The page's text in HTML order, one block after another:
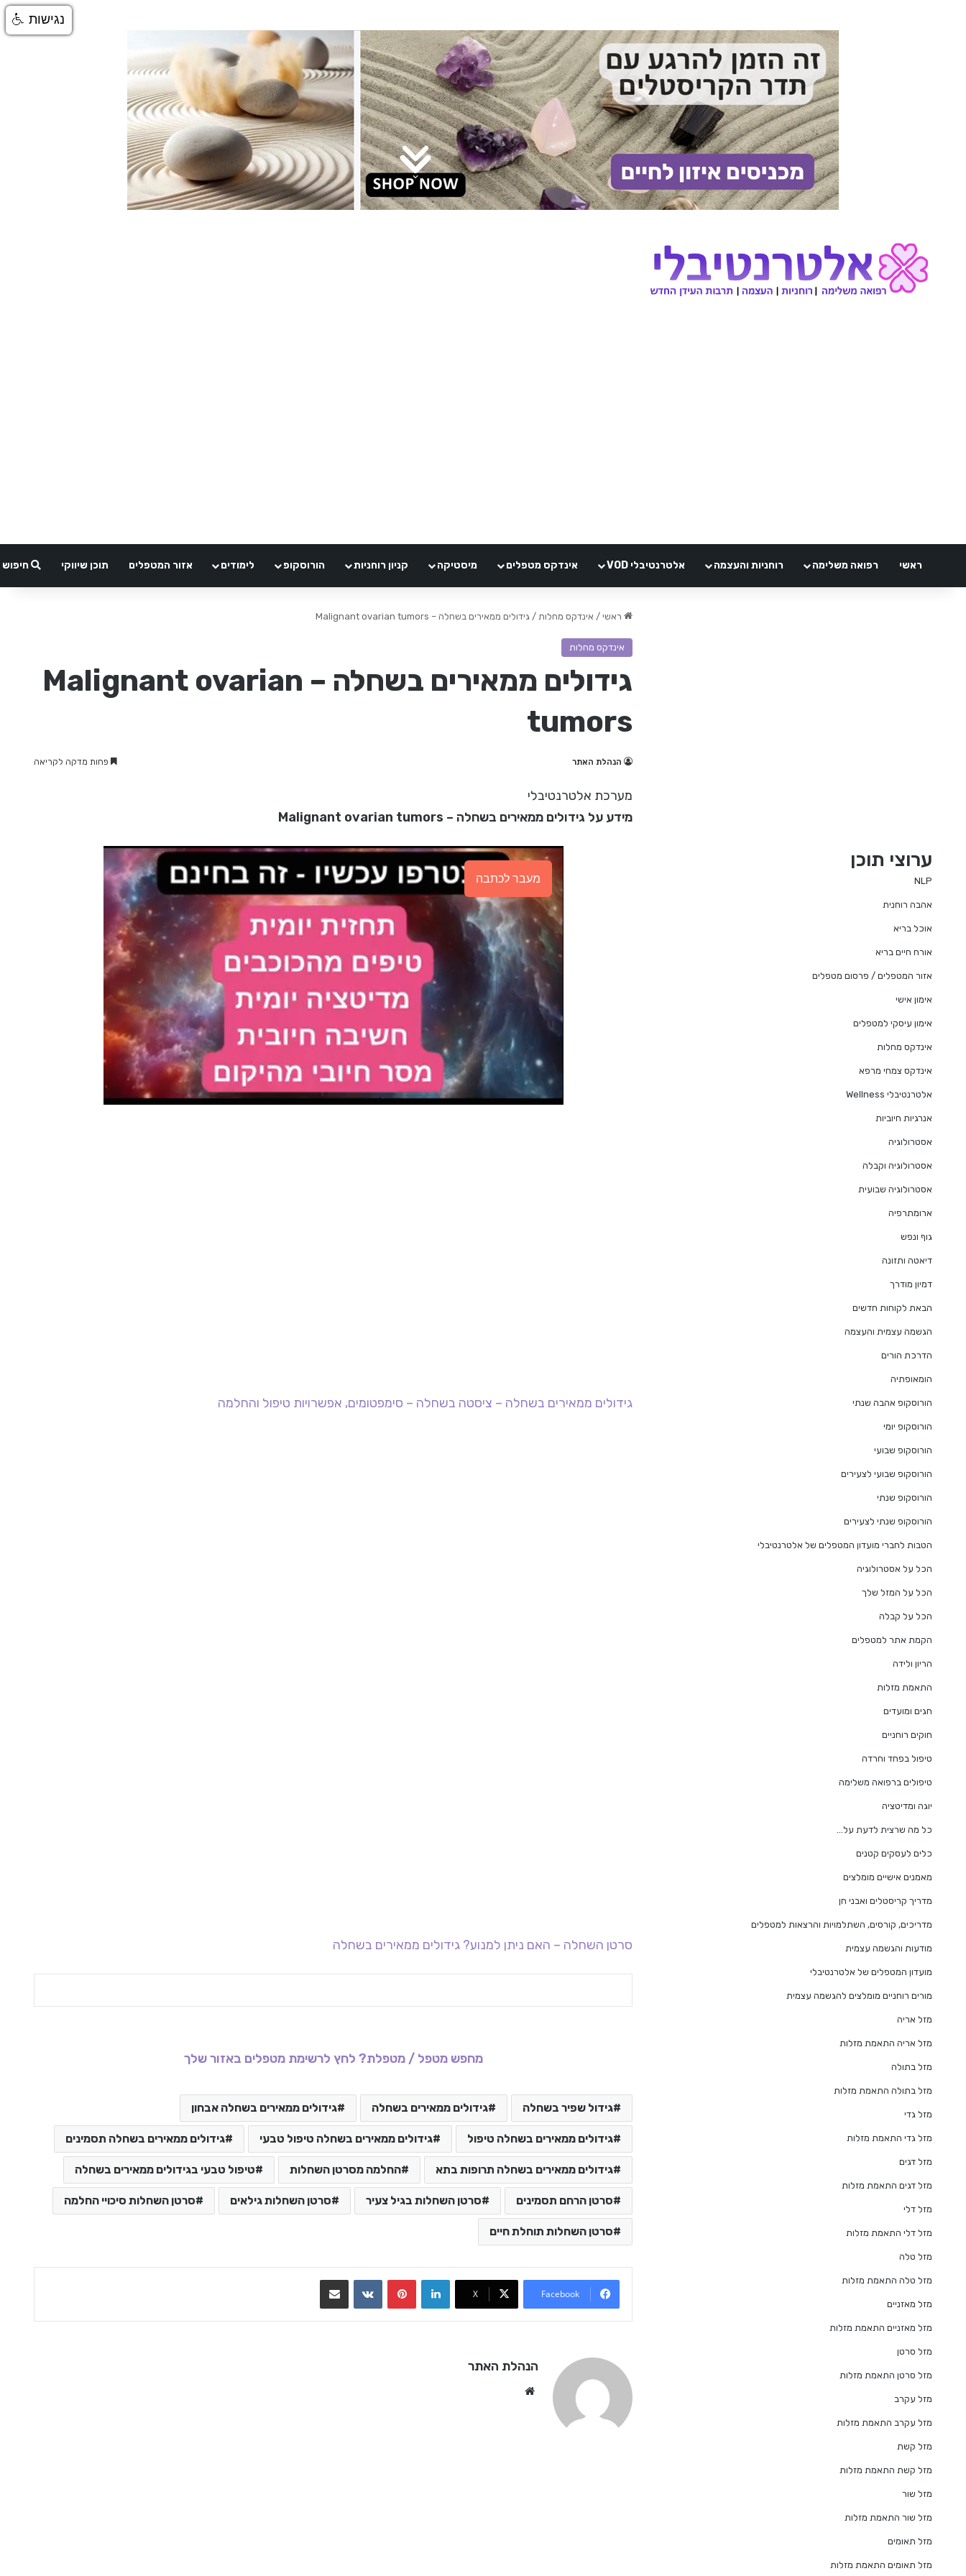
ראשי רפואה משלימה רוחניות והעצמה אלטרנטיבלי VOD אינדקס מטפלים מיסטיקה קניון רוחניות הורוסקופ לימודים אזור המטפלים תוכן שיווקי חיפוש
ראשי / אינדקס מחלות / גידולים ממאירים בשחלה – Malignant ovarian tumors
אינדקס מחלות
גידולים ממאירים בשחלה – Malignant ovarian
tumors
הנהלת האתר פחות מדקה לקריאה
מערכת אלטרנטיבלי
מידע על גידולים ממאירים בשחלה – Malignant ovarian tumors
מעבר לכתבה
גידולים ממאירים בשחלה – ציסטה בשחלה – סימפטומים, אפשרויות טיפול והחלמה
סרטן השחלה – האם ניתן למנוע? גידולים ממאירים בשחלה
מחפש מטפל / מטפלת? לחץ לרשימת מטפלים באזור שלך
גידול שפיר בשחלה גידולים ממאירים בשחלה גידולים ממאירים בשחלה אבחון
גידולים ממאירים בשחלה טיפול גידולים ממאירים בשחלה טיפול טבעי גידולים ממאירים בשחלה תסמינים
גידולים ממאירים בשחלה תרופות בתא החלמה מסרטן השחלות טיפול טבעי בגידולים ממאירים בשחלה
סרטן הרחם תסמינים סרטן השחלות בגיל צעיר סרטן השחלות גילאים סרטן השחלות סיכויי החלמה
סרטן השחלות תוחלת חיים
Facebook
X
LinkedIn
Pinterest
VKontakte שתף בדואר אלקטרוני
הנהלת האתר
ערוצי תוכן
NLP
אהבה רוחנית
אוכל בריא
אורח חיים בריא
אזור המטפלים / פרסום מטפלים
אימון אישי
אימון עיסקי למטפלים
אינדקס מחלות
אינדקס צמחי מרפא
אלטרנטיבלי Wellness
אנרגיות חיוביות
אסטרולוגיה
אסטרולוגיה וקבלה
אסטרולוגיה שבועית
ארומתרפיה
גוף ונפש
דיאטה ותזונה
דמיון מודרך
הבאת לקוחות חדשים
הגשמה עצמית והעצמה
הדרכת הורים
הומאופתיה
הורוסקופ אהבה שנתי
הורוסקופ יומי
הורוסקופ שבועי
הורוסקופ שבועי לצעירים
הורוסקופ שנתי
הורוסקופ שנתי לצעירים
הטבות לחברי מועדון המטפלים של אלטרנטיבלי
הכל על אסטרולוגיה
הכל על המזל שלך
הכל על קבלה
הקמת אתר למטפלים
הריון ולידה
התאמת מזלות
חגים ומועדים
חוקים רוחניים
טיפול בפחד וחרדה
טיפולים ברפואה משלימה
יוגה ומדיטציה
כל מה שרצית לדעת על…
כלים לעסקים קטנים
מאמנים אישיים מומלצים
מדריך קריסטלים ואבני חן
מדריכים, קורסים, השתלמויות והרצאות למטפלים
מודעות והגשמה עצמית
מועדון המטפלים של אלטרנטיבלי
מורים רוחניים מומלצים להגשמה עצמית
מזל אריה
מזל אריה התאמת מזלות
מזל בתולה
מזל בתולה התאמת מזלות
מזל גדי
מזל גדי התאמת מזלות
מזל דגים
מזל דגים התאמת מזלות
מזל דלי
מזל דלי התאמת מזלות
מזל טלה
מזל טלה התאמת מזלות
מזל מאזניים
מזל מאזניים התאמת מזלות
מזל סרטן
מזל סרטן התאמת מזלות
מזל עקרב
מזל עקרב התאמת מזלות
מזל קשת
מזל קשת התאמת מזלות
מזל שור
מזל שור התאמת מזלות
מזל תאומים
מזל תאומים התאמת מזלות
נגישות